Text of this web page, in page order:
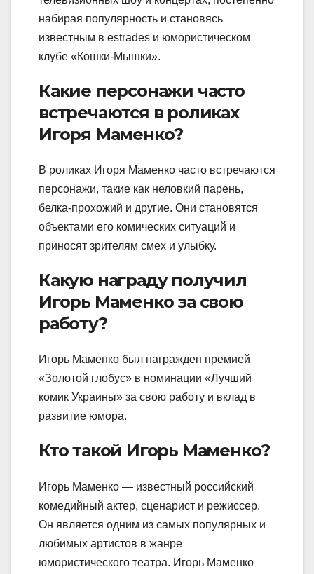
набирая популярность и становясь
известным в estrades и юмористическом
клубе «Кошки-Мышки».
Какие персонажи часто
встречаются в роликах
Игоря Маменко?
В роликах Игоря Маменко часто встречаются
персонажи, такие как неловкий парень,
белка-прохожий и другие. Они становятся
объектами его комических ситуаций и
приносят зрителям смех и улыбку.
Какую награду получил
Игорь Маменко за свою
работу?
Игорь Маменко был награжден премией
«Золотой глобус» в номинации «Лучший
комик Украины» за свою работу и вклад в
развитие юмора.
Кто такой Игорь Маменко?
Игорь Маменко — известный российский
комедийный актер, сценарист и режиссер.
Он является одним из самых популярных и
любимых артистов в жанре
юмористического театра. Игорь Маменко